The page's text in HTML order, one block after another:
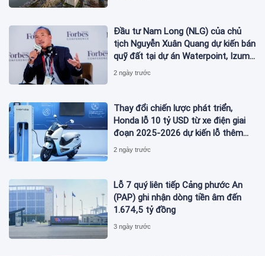
Đầu tư Nam Long (NLG) của chủ
tịch Nguyễn Xuân Quang dự kiến bán
quỹ đất tại dự án Waterpoint, Izumi
City
2 ngày trước
Thay đổi chiến lược phát triển,
Honda lỗ 10 tỷ USD từ xe điện giai
đoạn 2025-2026 dự kiến lỗ thêm
3,3 tỷ USD giai đoạn 2026-2027
2 ngày trước
Lỗ 7 quý liên tiếp Cảng phước An
(PAP) ghi nhận dòng tiền âm đến
1.674,5 tỷ đồng
3 ngày trước